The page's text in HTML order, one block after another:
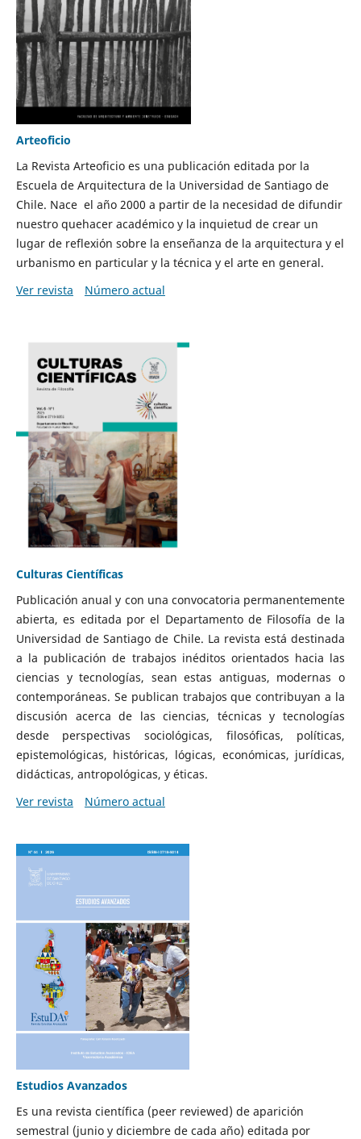
Arteoficio
La Revista Arteoficio es una publicación editada por la
Escuela de Arquitectura de la Universidad de Santiago de
Chile. Nace el año 2000 a partir de la necesidad de difundir
nuestro quehacer académico y la inquietud de crear un
lugar de reflexión sobre la enseñanza de la arquitectura y el
urbanismo en particular y la técnica y el arte en general.
Ver revista
Número actual
Culturas Científicas
Publicación anual y con una convocatoria permanentemente
abierta, es editada por el Departamento de Filosofía de la
Universidad de Santiago de Chile. La revista está destinada
a la publicación de trabajos inéditos orientados hacia las
ciencias y tecnologías, sean estas antiguas, modernas o
contemporáneas. Se publican trabajos que contribuyan a la
discusión acerca de las ciencias, técnicas y tecnologías
desde perspectivas sociológicas, filosóficas, políticas,
epistemológicas, históricas, lógicas, económicas, jurídicas,
didácticas, antropológicas, y éticas.
Ver revista
Número actual
Estudios Avanzados
Es una revista científica (peer reviewed) de aparición
semestral (junio y diciembre de cada año) editada por